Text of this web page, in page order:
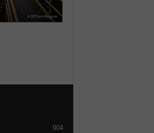
904